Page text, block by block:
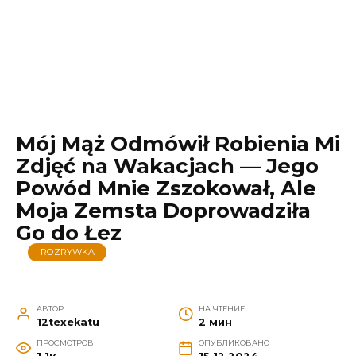
Mój Mąż Odmówił Robienia Mi
Zdjęć na Wakacjach — Jego
Powód Mnie Zszokował, Ale
Moja Zemsta Doprowadziła
Go do Łez
ROZRYWKA
АВТОР
12texekatu
НА ЧТЕНИЕ
2 мин
ПРОСМОТРОВ ОПУБЛИКОВАНО